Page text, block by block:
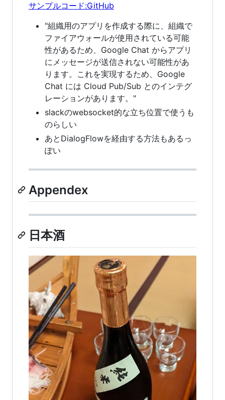
サンプルコード:GitHub
"組織用のアプリを作成する際に、組織で
ファイアウォールが使用されている可能
性があるため、Google Chat からアプリ
にメッセージが送信されない可能性があ
ります。これを実現するため、Google
Chat には Cloud Pub/Sub とのインテグ
レーションがあります。"
slackのwebsocket的な立ち位置で使うも
のらしい
あとDialogFlowを経由する方法もあるっ
ぽい
Appendex
日本酒